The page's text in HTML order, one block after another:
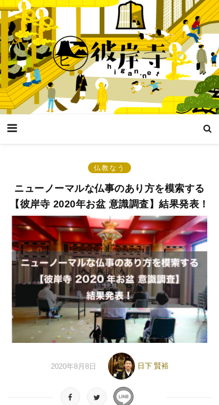
仏教なう
ニューノーマルな仏事のあり方を模索する
【彼岸寺 2020年お盆 意識調査】結果発表！
2020年8月8日 日下 賢裕